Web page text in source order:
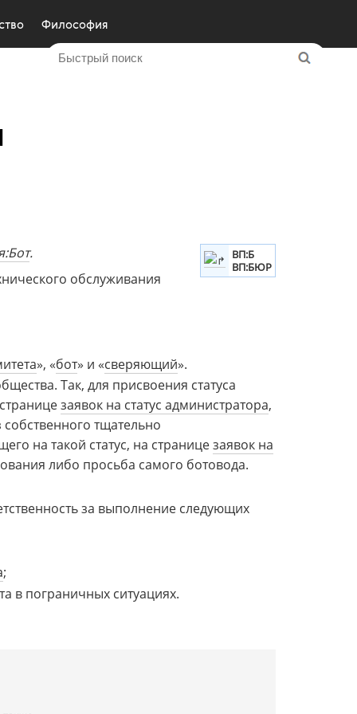
Философия
ВП:Б
ВП:БЮР
.
обслуживания
», «бот» и «сверяющий».
Так, для присвоения статуса
заявок на статус администратора,
тщательно
на такой статус, на страницезаявок на
либо просьба самого ботовода.
за выполнение следующих
;
в пограничных ситуациях.